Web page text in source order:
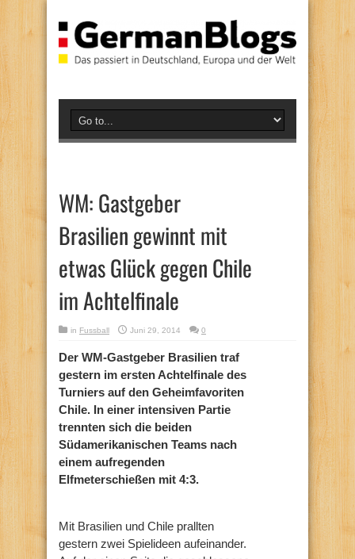
WM: Gastgeber
Brasilien gewinnt mit
etwas Glück gegen Chile
im Achtelfinale
in Fussball Juni 29, 2014 0
Der WM-Gastgeber Brasilien traf
gestern im ersten Achtelfinale des
Turniers auf den Geheimfavoriten
Chile. In einer intensiven Partie
trennten sich die beiden
Südamerikanischen Teams nach
einem aufregenden
Elfmeterschießen mit 4:3.
Mit Brasilien und Chile prallten
gestern zwei Spielideen aufeinander.